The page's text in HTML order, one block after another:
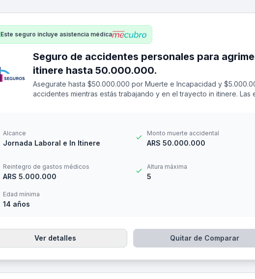
Este seguro incluye asistencia médica
Seguro de accidentes personales para agrimensor -
itinere hasta 50.000.000.
Asegurate hasta $50.000.000 por Muerte e Incapacidad y
accidentes mientras estás trabajando y en el trayecto in itinere.
Alcance
Jornada Laboral e In Itinere
Monto muerte accidental
ARS 50.000.000
Reintegro de gastos médicos
ARS 5.000.000
Altura máxima
5
Edad mínima
14 años
Ver detalles Quitar de Comparar